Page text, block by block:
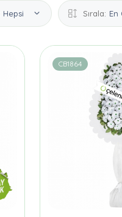
Hepsi Sırala: En
CB1864